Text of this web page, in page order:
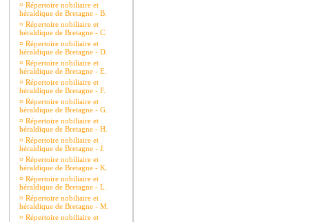
¤ Répertoire nobiliaire et
héraldique de Bretagne - B.
¤ Répertoire nobiliaire et
héraldique de Bretagne - C.
¤ Répertoire nobiliaire et
héraldique de Bretagne - D.
¤ Répertoire nobiliaire et
héraldique de Bretagne - E.
¤ Répertoire nobiliaire et
héraldique de Bretagne - F.
¤ Répertoire nobiliaire et
héraldique de Bretagne - G.
¤ Répertoire nobiliaire et
héraldique de Bretagne - H.
¤ Répertoire nobiliaire et
héraldique de Bretagne - J.
¤ Répertoire nobiliaire et
héraldique de Bretagne - K.
¤ Répertoire nobiliaire et
héraldique de Bretagne - L.
¤ Répertoire nobiliaire et
héraldique de Bretagne - M.
¤ Répertoire nobiliaire et